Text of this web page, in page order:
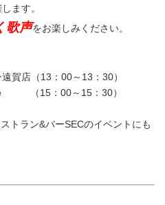
ます。
歌声をお楽しみください。
賀店（13：00～13：30）
15：00～15：30）
トラン&バーSECのイベントにも